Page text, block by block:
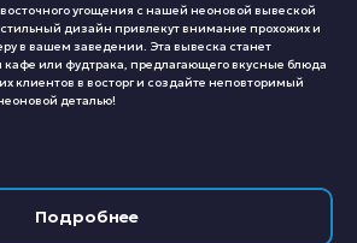
угощения с нашей неоновой вывеской
дизайн привлекут внимание прохожих и
в вашем заведении. Эта вывеска станет
или фудтрака, предлагающего вкусные блюда
клиентов в восторг и создайте неповторимый
деталью!
Подробнее